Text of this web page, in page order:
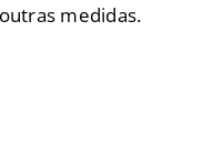
medidas.